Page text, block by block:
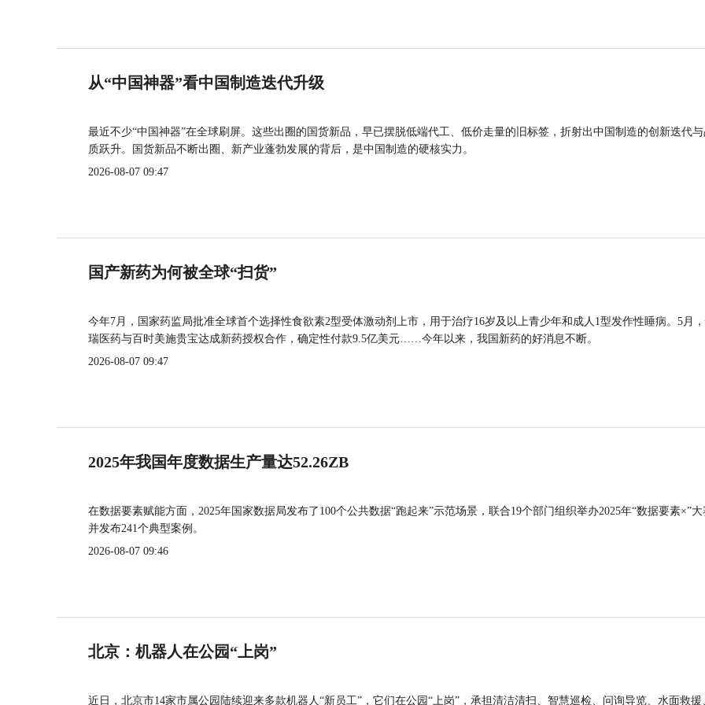
从“中国神器”看中国制造迭代升级
最近不少“中国神器”在全球刷屏。这些出圈的国货新品，早已摆脱低端代工、低价走量的旧标签，折射出中国制造的创新迭代
质跃升。国货新品不断出圈、新产业蓬勃发展的背后，是中国制造的硬核实力。
2026-08-07 09:47
国产新药为何被全球“扫货”
今年7月，国家药监局批准全球首个选择性食欲素2型受体激动剂上市，用于治疗16岁及以上青少年和成人1型发作性睡病。5月
瑞医药与百时美施贵宝达成新药授权合作，确定性付款9.5亿美元……今年以来，我国新药的好消息不断。
2026-08-07 09:47
2025年我国年度数据生产量达52.26ZB
在数据要素赋能方面，2025年国家数据局发布了100个公共数据“跑起来”示范场景，联合19个部门组织举办2025年“数据要素×”大
并发布241个典型案例。
2026-08-07 09:46
北京：机器人在公园“上岗”
近日，北京市14家市属公园陆续迎来多款机器人“新员工”，它们在公园“上岗”，承担清洁清扫、智慧巡检、问询导览、水面救援